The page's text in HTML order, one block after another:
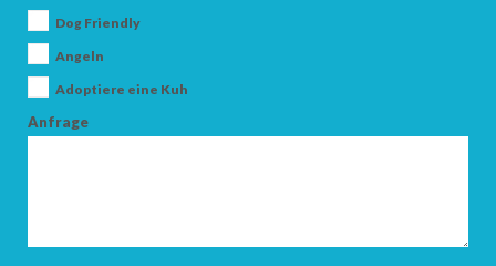
Dog Friendly
Angeln
Adoptiere eine Kuh
Anfrage